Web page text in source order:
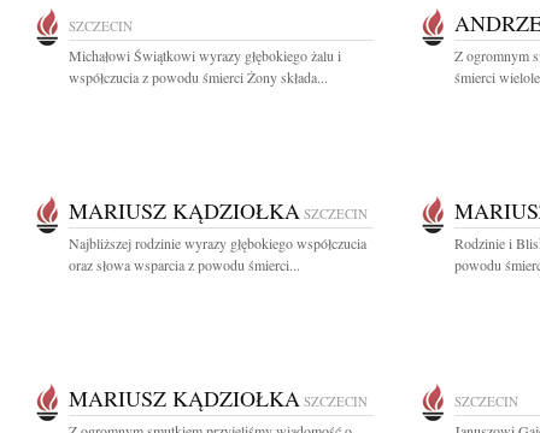
SZCZECIN
Michałowi Świątkowi wyrazy głębokiego żalu i
współczucia z powodu śmierci Żony składa...
Z ogromnym
śmierci
MARIUSZ KĄDZIOŁKA SZCZECIN
Najbliższej rodzinie wyrazy głębokiego współczucia
oraz słowa wsparcia z powodu śmierci...
Rodzinie i
powodu
MARIUSZ KĄDZIOŁKA SZCZECIN SZCZECIN